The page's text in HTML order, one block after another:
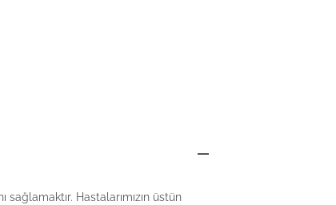
Hastalarımızın üstün